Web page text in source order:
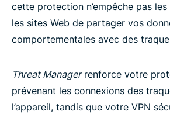
cette protection n’empêche pas
les sites Web de partager vos
comportementales avec des
Threat Managerrenforce votre
prévenant les connexions des
l’appareil, tandis que votre VPN